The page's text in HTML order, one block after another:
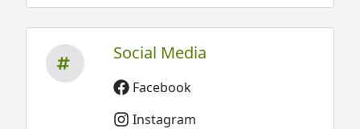
Social Media
Facebook
Instagram